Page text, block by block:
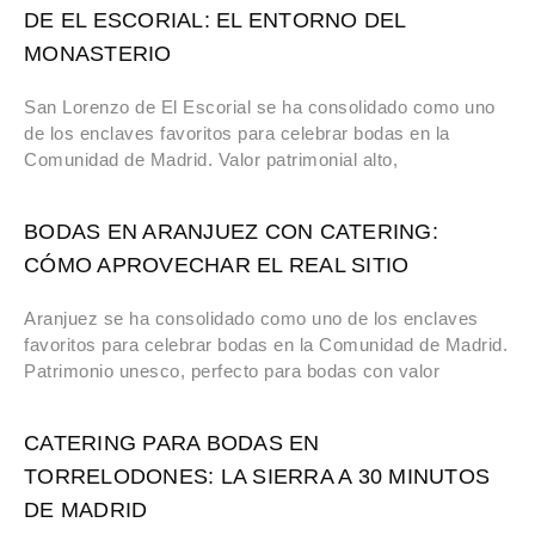
DE EL ESCORIAL: EL ENTORNO DEL
MONASTERIO
San Lorenzo de El Escorial se ha consolidado como uno
de los enclaves favoritos para celebrar bodas en la
Comunidad de Madrid. Valor patrimonial alto,
BODAS EN ARANJUEZ CON CATERING:
CÓMO APROVECHAR EL REAL SITIO
Aranjuez se ha consolidado como uno de los enclaves
favoritos para celebrar bodas en la Comunidad de Madrid.
Patrimonio unesco, perfecto para bodas con valor
CATERING PARA BODAS EN
TORRELODONES: LA SIERRA A 30 MINUTOS
DE MADRID